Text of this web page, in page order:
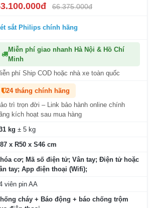
66.375.000đ
sắt Philips chính hãng
Miễn phí giao nhanh Hà Nội & Hồ Chí
Minh
phí Ship COD hoặc nhà xe toàn quốc
24 tháng chính hãng
trì trọn đời – Link bảo hành online chính
kích hoạt sau mua hàng
kg ± 5 kg
x R50 x S46 cm
cơ; Mã số điện tử; Vân tay; Điện tử hoặc
tay; App điện thoại (Wifi);
viên pin AA
cháy + Báo động + báo chống trộm